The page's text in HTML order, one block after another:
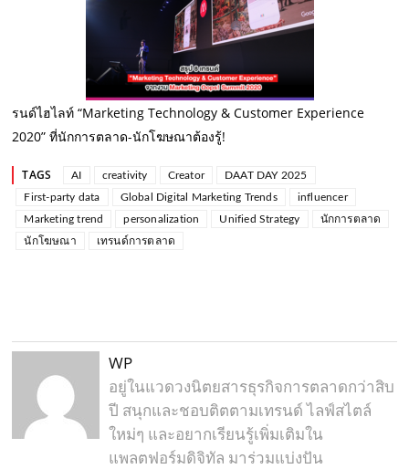
รนด์ไฮไลท์ “Marketing Technology & Customer Experience
2020” ที่นักการตลาด-นักโฆษณาต้องรู้!
TAGS AI creativity Creator
DAAT DAY 2025
First-party data
Global Digital Marketing Trends
influencer
Marketing trend
personalization Unified Strategy
นักการตลาด
นักโฆษณา
เทรนด์การตลาด
WP
อยู่ในแวดวงนิตยสารธุรกิจการตลาดกว่าสิบ
ปี สนุกและชอบติตตามเทรนด์ ไลฟ์สไตล์
ใหม่ๆ และอยากเรียนรู้เพิ่มเติมใน
แพลตฟอร์มดิจิทัล มาร่วมแบ่งปัน